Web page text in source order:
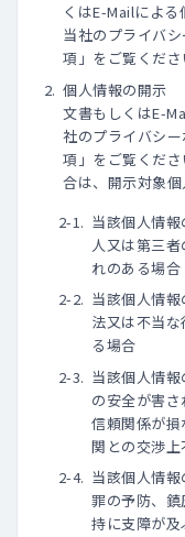
くはE-Mailによる
当社のプライバ
項」をご覧くださ
個人情報の開示
文書もしくはE-
社のプライバシ
項」をご覧くだ
合は、開示対象個
当該個人情
人又は第三
れのある場合
当該個人情
法又は不当
る場合
当該個人情
の安全が害
信頼関係が
関との交渉
当該個人情
罪の予防、
持に支障が